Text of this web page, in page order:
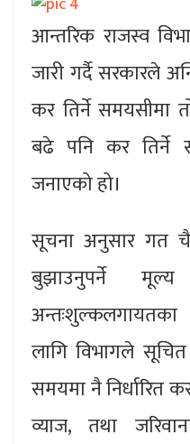
आन्तरिक राजस्व
जारी गर्दै सरकारले
कर तिर्ने समयसीमा
बढे पनि कर
जनाएको हो।
सूचना अनुसार गत
बुझाउनुपर्ने मूल्य
लागि विभागले सूचित
समयमा नै निर्धारित
व्याज, तथा